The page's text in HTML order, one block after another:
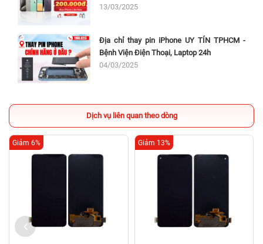
13/03/2025
Địa chỉ thay pin iPhone UY TÍN TPHCM -
Bệnh Viện Điện Thoại, Laptop 24h
04/03/2025
Dịch vụ liên quan theo dòng
Giảm 6% Giảm 13%